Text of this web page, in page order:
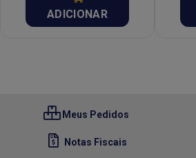
ADICIONAR
Meus Pedidos
Notas Fiscais